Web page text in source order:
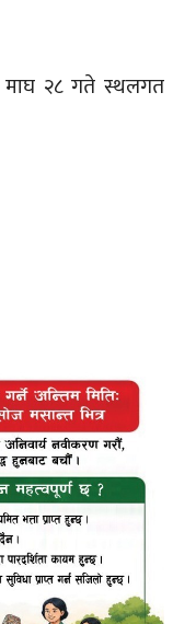
माघ २८ गते स्थलगत